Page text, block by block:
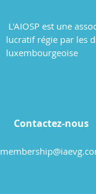
L'AIOSP est une
lucratif régie par les
luxembourgeoise
Contactez-nous